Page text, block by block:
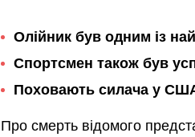
Олійник був одним із
Спортсмен також був
Поховають силача у
Про смерть відомого